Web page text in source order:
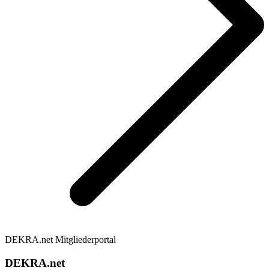
DEKRA.net Mitgliederportal
DEKRA.net